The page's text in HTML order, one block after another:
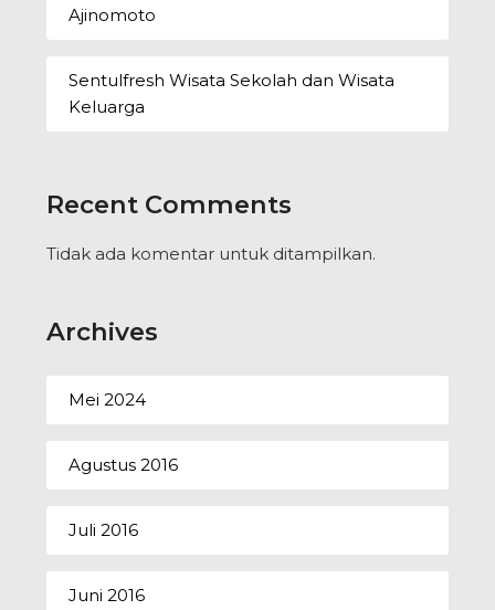
Ajinomoto
Sentulfresh Wisata Sekolah dan Wisata
Keluarga
Recent Comments
Tidak ada komentar untuk ditampilkan.
Archives
Mei 2024
Agustus 2016
Juli 2016
Juni 2016